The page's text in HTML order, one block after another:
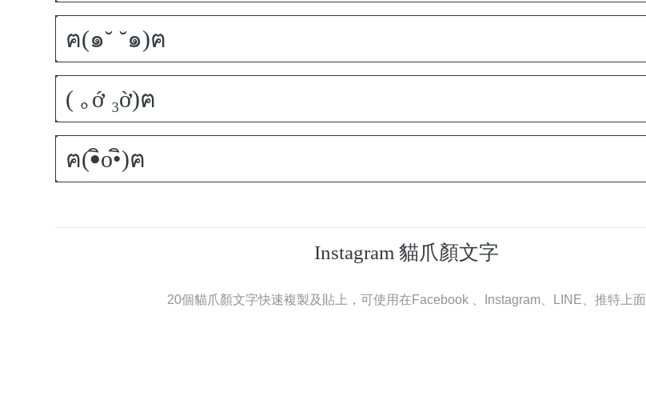
Instagram 貓爪顏文字
20個貓爪顏文字快速複製及貼上，可使用在Facebook 、Instagram、LINE、推特上面